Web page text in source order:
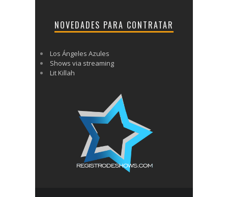
NOVEDADES PARA CONTRATAR
Los Ángeles Azules
Shows via streaming
Lit Killah